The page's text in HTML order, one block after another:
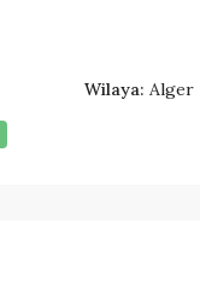
Wilaya: Alger